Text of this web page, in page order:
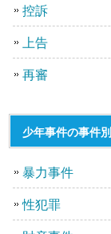
控訴
上告
再審
少年事件の事件
暴力事件
性犯罪